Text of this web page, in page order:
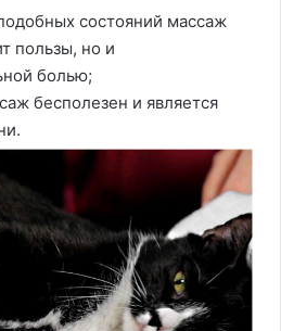
состояний массаж
пользы, но и
болью;
бесполезен и является